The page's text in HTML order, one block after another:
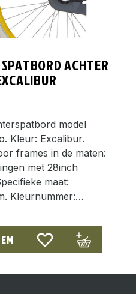
ACHTER
model
Kleur: Excalibur.
frames in de maten:
met 28inch
maat:
Kleurnummer:…